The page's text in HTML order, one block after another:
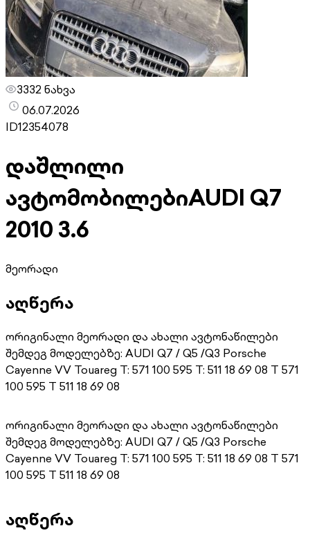
3332 ნახვა
06.07.2026
ID12354078
დაშლილი
ავტომობილებიAUDI Q7
2010 3.6
მეორადი
აღწერა
ორიგინალი მეორადი და ახალი ავტონაწილები
შემდეგ მოდელებზე: AUDI Q7 / Q5 /Q3 Porsche
Cayenne VV Touareg T: 571 100 595 T: 511 18 69 08 T 571
100 595 T 511 18 69 08
ორიგინალი მეორადი და ახალი ავტონაწილები
შემდეგ მოდელებზე: AUDI Q7 / Q5 /Q3 Porsche
Cayenne VV Touareg T: 571 100 595 T: 511 18 69 08 T 571
100 595 T 511 18 69 08
აღწერა